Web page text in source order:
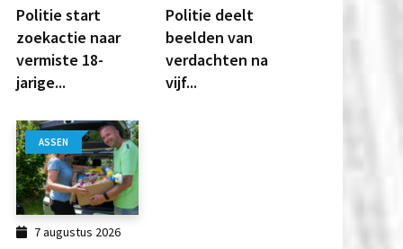
Politie start
zoekactie naar
vermiste 18-
jarige...
Politie deelt
beelden van
verdachten na
vijf...
ASSEN
7 augustus 2026